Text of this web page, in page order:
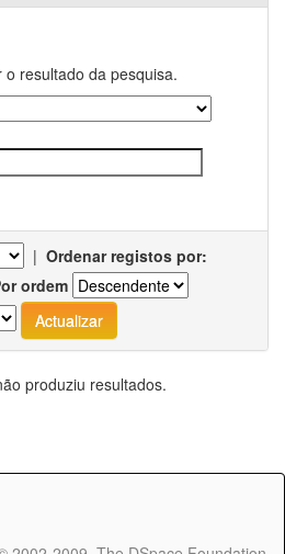
resultado da pesquisa.
| Ordenar registos por:
ordem
produziu resultados.